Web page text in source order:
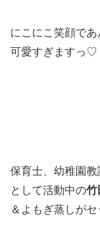
にこにこ笑顔で
可愛すぎますっ♡
保育士、幼稚園
として活動中の竹
＆よもぎ蒸しが